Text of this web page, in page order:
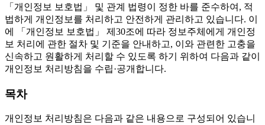
「개인정보 보호법」 및 관계 법령이 정한 바를 준수하여, 적
법하게 개인정보를 처리하고 안전하게 관리하고 있습니다. 이
에 「개인정보 보호법」 제30조에 따라 정보주체에게 개인정
보 처리에 관한 절차 및 기준을 안내하고, 이와 관련한 고충을
신속하고 원활하게 처리할 수 있도록 하기 위하여 다음과 같이
개인정보 처리방침을 수립·공개합니다.
목차
개인정보 처리방침은 다음과 같은 내용으로 구성되어 있습니